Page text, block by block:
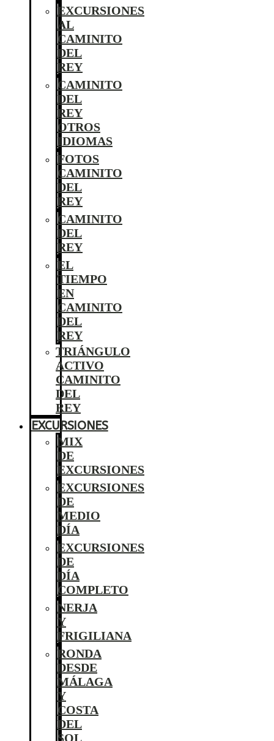
EXCURSIONES
AL
CAMINITO
DEL
REY
CAMINITO
DEL
REY
OTROS
IDIOMAS
FOTOS
CAMINITO
DEL
REY
CAMINITO
DEL
REY
EL
TIEMPO
EN
CAMINITO
DEL
REY
TRIÁNGULO
ACTIVO
CAMINITO
DEL
REY
EXCURSIONES
MIX
DE
EXCURSIONES
EXCURSIONES
DE
MEDIO
DÍA
EXCURSIONES
DE
DÍA
COMPLETO
NERJA
Y
FRIGILIANA
RONDA
DESDE
MÁLAGA
Y
COSTA
DEL
SOL